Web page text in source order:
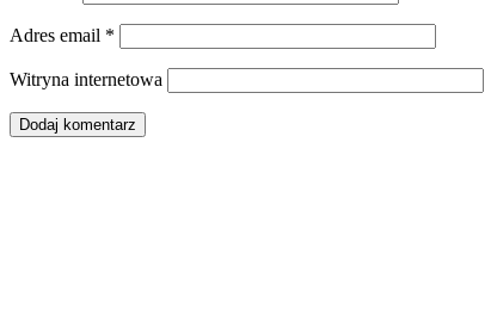
Adres email *
Witryna internetowa